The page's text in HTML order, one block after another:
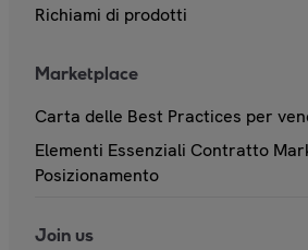
Richiami di prodotti
Marketplace
Carta delle Best Practices per
Elementi Essenziali Contratto
Posizionamento
Join us